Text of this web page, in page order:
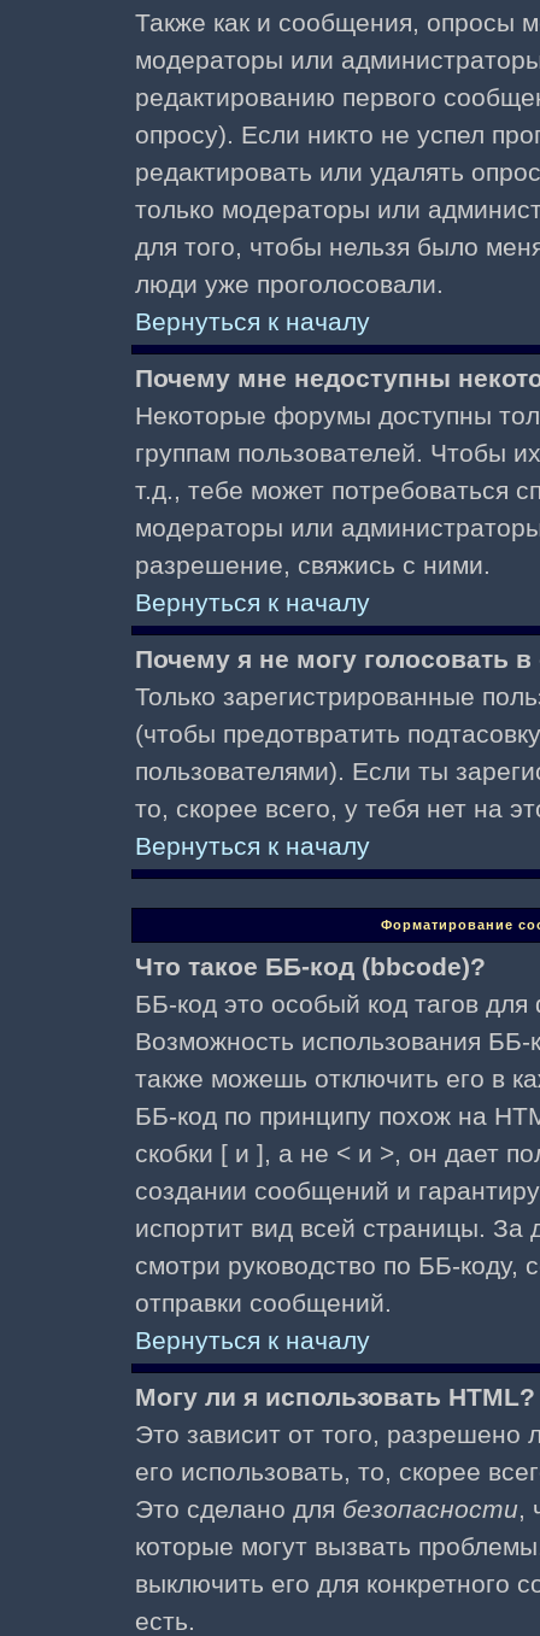
Также как и сообщения, опросы
модераторы или
редактированию первого
опросу). Если никто не успел
редактировать или удалять
только модераторы или
для того, чтобы нельзя было
люди уже проголосовали.
Вернуться к началу
Почему мне недоступны
Некоторые форумы доступны
группам пользователей. Чтобы
т.д., тебе может потребоваться
модераторы или
разрешение, свяжись с ними.
Вернуться к началу
Почему я не могу голосовать
Только зарегистрированные
(чтобы предотвратить
пользователями). Если ты
то, скорее всего, у тебя нет на
Вернуться к началу
Форматирование
Что такое ББ-код (bbcode)?
ББ-код это особый код тагов
Возможность использования
также можешь отключить его в
ББ-код по принципу похож на
скобки [ и ], а не < и >, он дает
создании сообщений и
испортит вид всей страницы.
смотри руководство по ББ-коду,
отправки сообщений.
Вернуться к началу
Могу ли я использовать HTML?
Это зависит от того,
его использовать, то, скорее
Это сделано для безопасности,
которые могут вызвать
выключить его для конкретного
есть.